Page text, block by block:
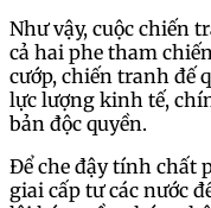
Như vậy, cuộc chiến
cả hai phe tham
cướp, chiến tranh đế
lực lượng kinh tế,
bản độc quyền.
Để che đậy tính chất
giai cấp tư các nước